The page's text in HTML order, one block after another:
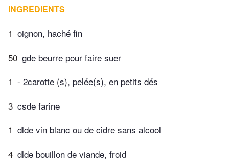
INGREDIENTS
1 oignon, haché fin
50 gde beurre pour faire suer
1 - 2carotte (s), pelée(s), en petits dés
3 csde farine
1 dlde vin blanc ou de cidre sans alcool
4 dlde bouillon de viande, froid